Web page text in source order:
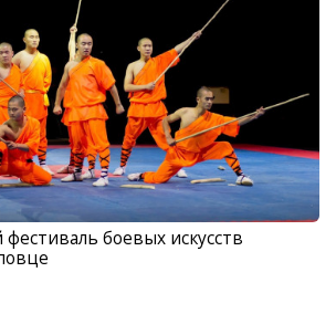
боевых искусств